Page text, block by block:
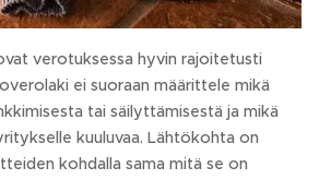
verotuksessa hyvin rajoitetusti
ei suoraan määrittele mikä
tai säilyttämisestä ja mikä
kuuluvaa. Lähtökohta on
kohdalla sama mitä se on